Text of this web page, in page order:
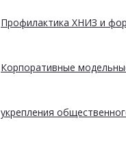
Профилактика ХНИЗ и
Корпоративные
укрепления